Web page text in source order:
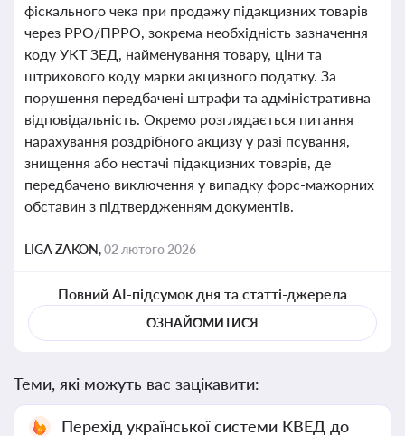
фіскального чека при продажу підакцизних товарів
через РРО/ПРРО, зокрема необхідність зазначення
коду УКТ ЗЕД, найменування товару, ціни та
штрихового коду марки акцизного податку. За
порушення передбачені штрафи та адміністративна
відповідальність. Окремо розглядається питання
нарахування роздрібного акцизу у разі псування,
знищення або нестачі підакцизних товарів, де
передбачено виключення у випадку форс-мажорних
обставин з підтвердженням документів.
LIGA ZAKON,02 лютого 2026
Повний AI-підсумок дня та статті-джерела
ОЗНАЙОМИТИСЯ
Теми, які можуть вас зацікавити:
Перехід української системи КВЕД до